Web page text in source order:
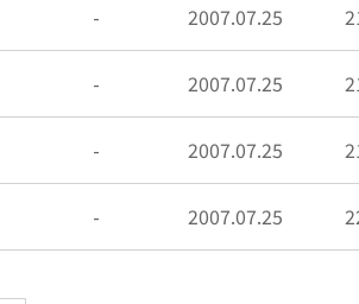
- 2007.07.25
- 2007.07.25
- 2007.07.25
- 2007.07.25